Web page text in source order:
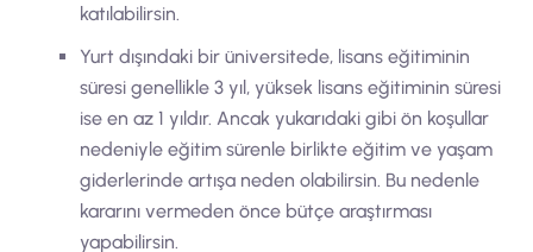
katılabilirsin.
Yurt dışındaki bir üniversitede, lisans eğitiminin
süresi genellikle 3 yıl, yüksek lisans eğitiminin süresi
ise en az 1 yıldır. Ancak yukarıdaki gibi ön koşullar
nedeniyle eğitim sürenle birlikte eğitim ve yaşam
giderlerinde artışa neden olabilirsin. Bu nedenle
kararını vermeden önce bütçe araştırması
yapabilirsin.